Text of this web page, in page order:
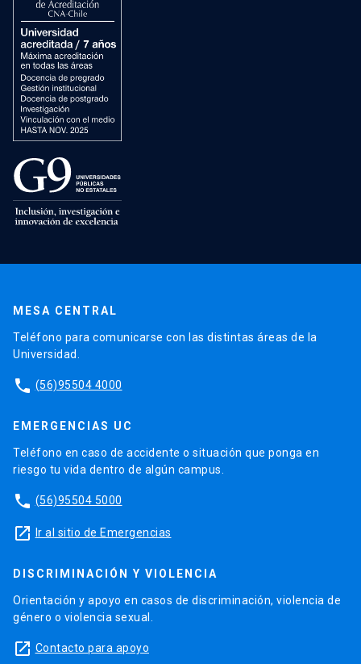
MESA CENTRAL
Teléfono para comunicarse con las distintas áreas de la
Universidad.
phone (56)95504 4000
EMERGENCIAS UC
Teléfono en caso de accidente o situación que ponga en
riesgo tu vida dentro de algún campus.
phone (56)95504 5000
launch Ir al sitio de Emergencias
DISCRIMINACIÓN Y VIOLENCIA
Orientación y apoyo en casos de discriminación, violencia de
género o violencia sexual.
launch Contacto para apoyo